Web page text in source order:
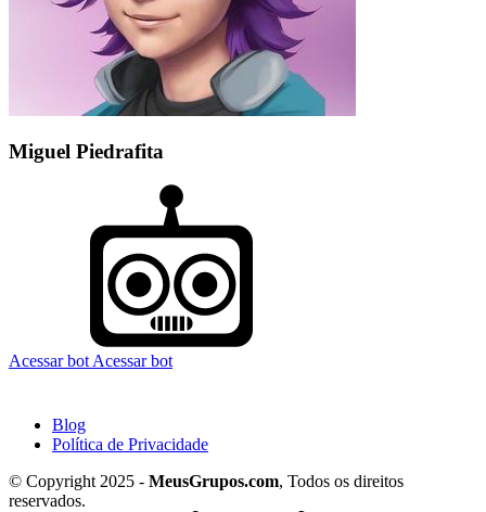
Miguel Piedrafita
Acessar bot Acessar bot
Blog
Política de Privacidade
© Copyright 2025 - MeusGrupos.com, Todos os direitos
reservados.